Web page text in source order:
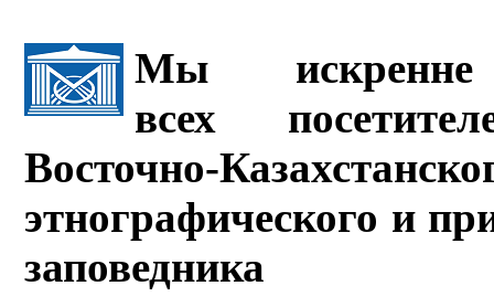
Мы искренне
всех
Восточно-
этнографического и
заповедника